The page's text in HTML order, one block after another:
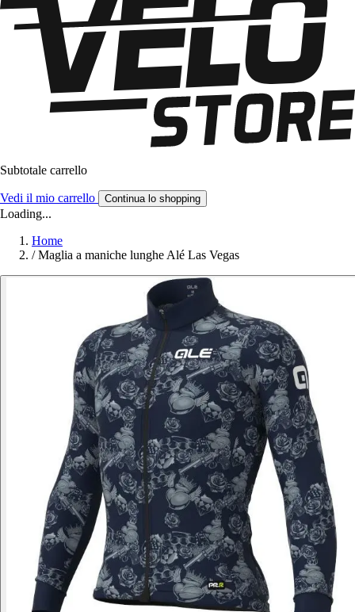
Subtotale carrello
Vedi il mio carrello Continua lo shopping
Loading...
Home
/ Maglia a maniche lunghe Alé Las Vegas